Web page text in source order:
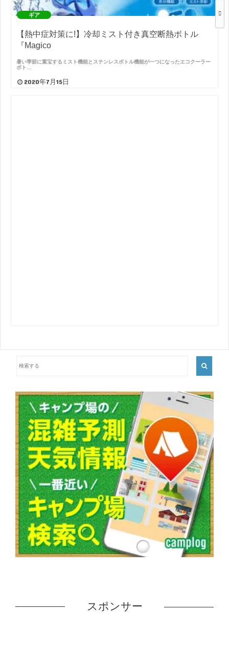
ギア
【熱中症対策に!】冷却ミスト付き真空断熱ボトル
『Magico
暑い季節に重宝するミスト機能とステンレスボトル機能が一つになったエコクーラー
ボト…
2020年7月15日
スポンサー